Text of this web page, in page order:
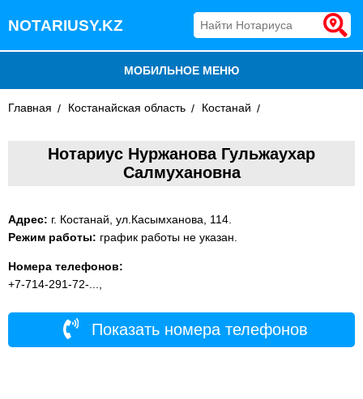
NOTARIUSY.KZ
МОБИЛЬНОЕ МЕНЮ
БЛОГ
ДОБАВИТЬ КОМПАНИЮ
НОТАРИУСЫ КАЗАХСТАНА
Главная Костанайская область Костанай
Нотариус Нуржанова Гульжаухар
Салмухановна
Адрес: г. Костанай, ул.Касымханова, 114.
Режим работы: график работы не указан.
Номера телефонов:
+7-714-291-72-...,
Показать номера телефонов